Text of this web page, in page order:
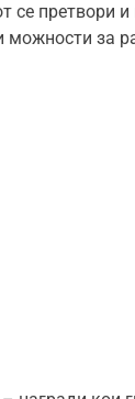
се претвори
можности за